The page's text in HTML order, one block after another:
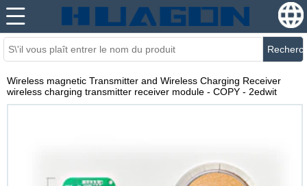
Wireless magnetic Transmitter and Wireless Charging Receiver
wireless charging transmitter receiver module - COPY - 2edwit